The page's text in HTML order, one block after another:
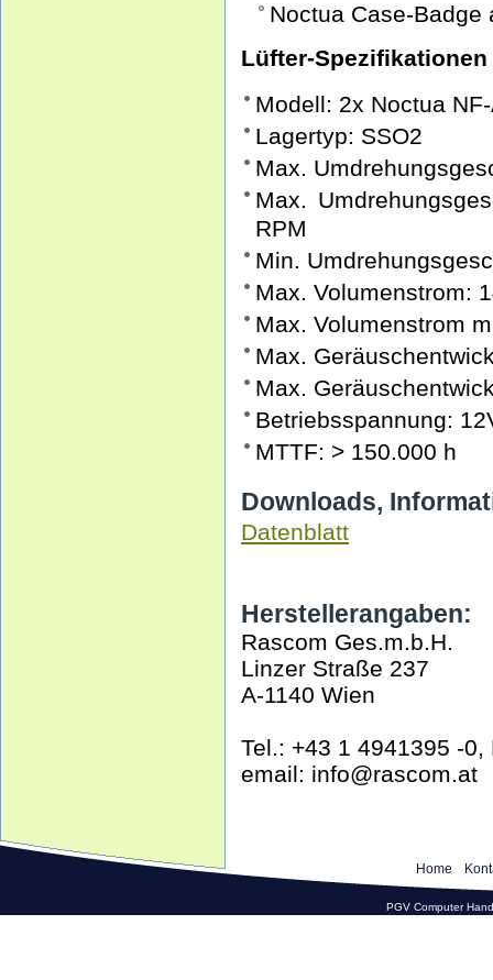
Noctua Case-Badge
Lüfter-Spezifikationen
Modell: 2x Noctua
Lagertyp: SSO2
Max.
Max.
RPM
Min.
Max. Volumenstrom:
Max. Volumenstrom
Max.
Max.
Betriebsspannung:
MTTF: > 150.000 h
Downloads,
Datenblatt
Herstellerangaben:
Rascom Ges.m.b.H.
Linzer Straße 237
A-1140 Wien
Tel.: +43 1 4941395 -0,
email: info@rascom.at
Home
PGV Computer